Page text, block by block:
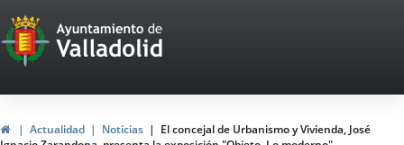
Portal
Web
del
Ayuntamiento
InicioActualidad Noticias
El concejal de Urbanismo y Vivienda, José